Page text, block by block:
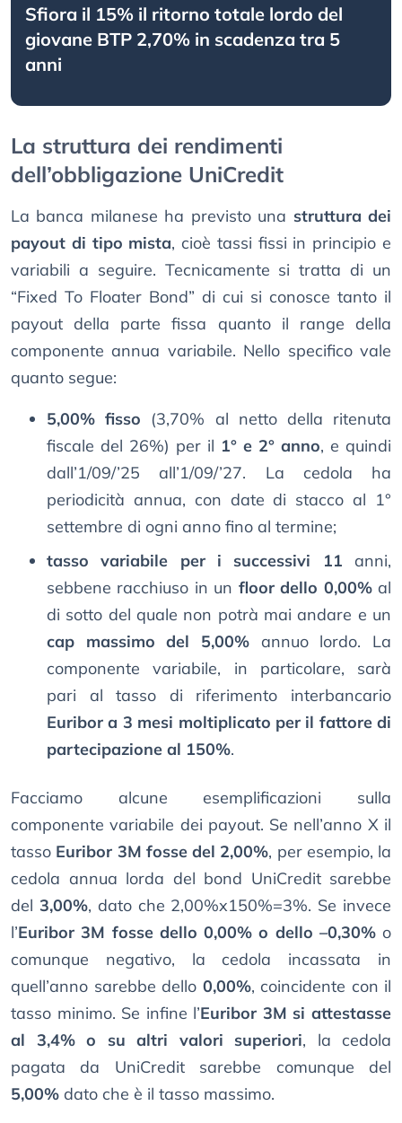
Sfiora il 15% il ritorno totale lordo del
giovane BTP 2,70% in scadenza tra 5
anni
La struttura dei rendimenti
dell’obbligazione UniCredit
La banca milanese ha previsto una struttura dei
payout di tipo mista, cioè tassi fissi in principio e
variabili a seguire. Tecnicamente si tratta di un
“Fixed To Floater Bond” di cui si conosce tanto il
payout della parte fissa quanto il range della
componente annua variabile. Nello specifico vale
quanto segue:
5,00% fisso (3,70% al netto della ritenuta
fiscale del 26%) per il 1° e 2° anno, e quindi
dall’1/09/’25 all’1/09/’27. La cedola ha
periodicità annua, con date di stacco al 1°
settembre di ogni anno fino al termine;
tasso variabile per i successivi 11 anni,
sebbene racchiuso in un floor dello 0,00%al
di sotto del quale non potrà mai andare e un
cap massimo del 5,00% annuo lordo. La
componente variabile, in particolare, sarà
pari al tasso di riferimento interbancario
Euribor a 3 mesi moltiplicato per il fattore di
partecipazione al 150%.
Facciamo alcune esemplificazioni sulla
componente variabile dei payout. Se nell’anno X il
tasso Euribor 3M fosse del 2,00%, per esempio, la
cedola annua lorda del bond UniCredit sarebbe
del 3,00%, dato che 2,00%x150%=3%. Se invece
l’Euribor 3M fosse dello 0,00% o dello –0,30%o
comunque negativo, la cedola incassata in
quell’anno sarebbe dello 0,00%, coincidente con il
tasso minimo. Se infine l’Euribor 3M si attestasse
al 3,4% o su altri valori superiori, la cedola
pagata da UniCredit sarebbe comunque del
5,00% dato che è il tasso massimo.